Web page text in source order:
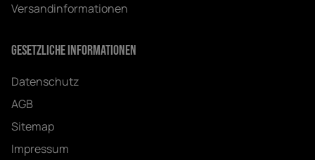
Versandinformationen
Gesetzliche Informationen
Datenschutz
AGB
Sitemap
Impressum